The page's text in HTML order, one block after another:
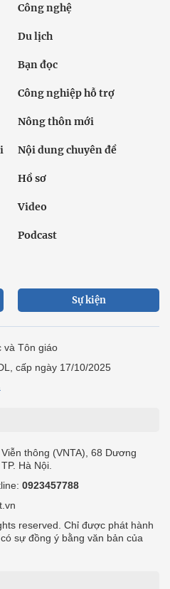
Công nghệ
Du lịch
Bạn đọc
Công nghiệp hỗ trợ
Nông thôn mới
Nội dung chuyên đề
Hồ sơ
Video
Podcast
Sự kiện
và Tôn giáo
cấp ngày 17/10/2025
thông (VNTA), 68 Dương
Hà Nội.
0923457788
reserved. Chỉ được phát hành
sự đồng ý bằng văn bản của